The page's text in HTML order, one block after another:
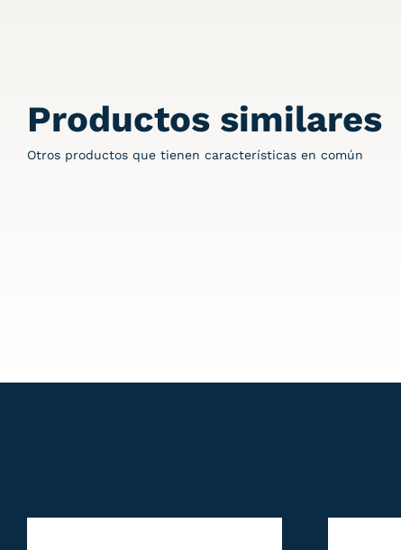
Productos similares
Otros productos que tienen características en común